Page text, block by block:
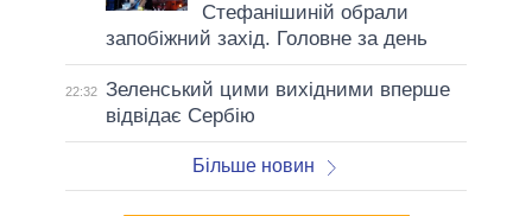
Стефанішиній обрали
запобіжний захід. Головне за день
22:32 Зеленський цими вихідними вперше
відвідає Сербію
Більше новин